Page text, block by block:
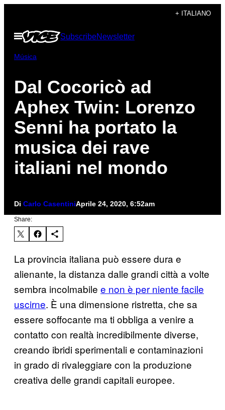
contenuto
+ ITALIANO
Apri
SubscribeNewsletter
Música
Dal Cocoricò ad
Aphex Twin: Lorenzo
Senni ha portato la
musica dei rave
italiani nel mondo
Di Carlo CasentiniAprile 24, 2020, 6:52am
Share:
La provincia italiana può essere dura e
alienante, la distanza dalle grandi città a volte
sembra incolmabile e non è per niente facile
uscirne. È una dimensione ristretta, che sa
essere soffocante ma ti obbliga a venire a
contatto con realtà incredibilmente diverse,
creando ibridi sperimentali e contaminazioni
in grado di rivaleggiare con la produzione
creativa delle grandi capitali europee.